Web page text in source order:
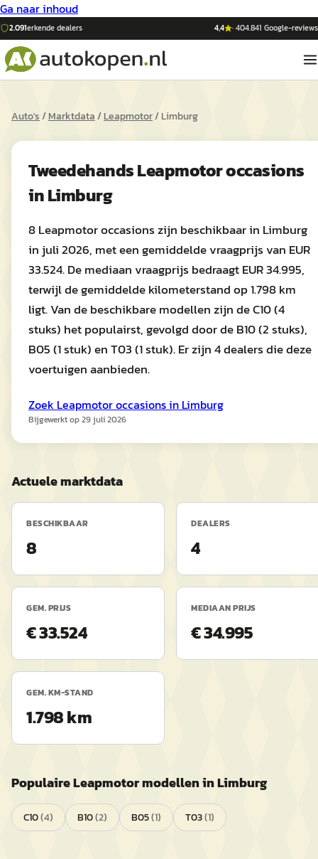
Ga naar inhoud
2.091erkende dealers 4,4 ·404.841 Google-reviews
Auto's/Marktdata/Leapmotor/Limburg
TweedehandsLeapmotoroccasions
inLimburg
8 Leapmotor occasions zijn beschikbaar in Limburg
in juli 2026, met een gemiddelde vraagprijs van EUR
33.524. De mediaan vraagprijs bedraagt EUR 34.995,
terwijl de gemiddelde kilometerstand op 1.798 km
ligt. Van de beschikbare modellen zijn de C10 (4
stuks) het populairst, gevolgd door de B10 (2 stuks),
B05 (1 stuk) en T03 (1 stuk). Er zijn 4 dealers die deze
voertuigen aanbieden.
Zoek Leapmotoroccasions in Limburg
Bijgewerkt op29 juli 2026
Actuele marktdata
BESCHIKBAAR
8
DEALERS
4
GEM. PRIJS
€ 33.524
MEDIAAN PRIJS
€ 34.995
GEM. KM-STAND
1.798 km
PopulaireLeapmotormodellen inLimburg
C10(4) B10(2) B05(1) T03(1)